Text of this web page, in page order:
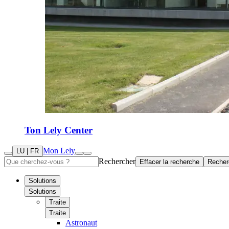
Ton Lely Center
LU | FR Mon Lely
Rechercher
Effacer la recherche
Solutions
Solutions
Traite
Traite
Astronaut